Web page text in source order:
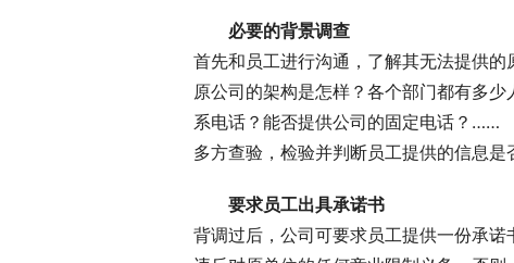
必要的背景调查
首先和员工进行沟通，了解其无法提供的
原公司的架构是怎样？各个部门都有多
系电话？能否提供公司的固定电话？……
多方查验，检验并判断员工提供的信息是
要求员工出具承诺书
背调过后，公司可要求员工提供一份承